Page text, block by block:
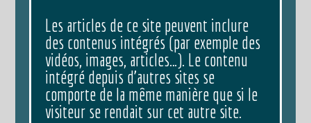
Les articles de ce site peuvent inclure
des contenus intégrés (par exemple des
vidéos, images, articles…). Le contenu
intégré depuis d’autres sites se
comporte de la même manière que si le
visiteur se rendait sur cet autre site.